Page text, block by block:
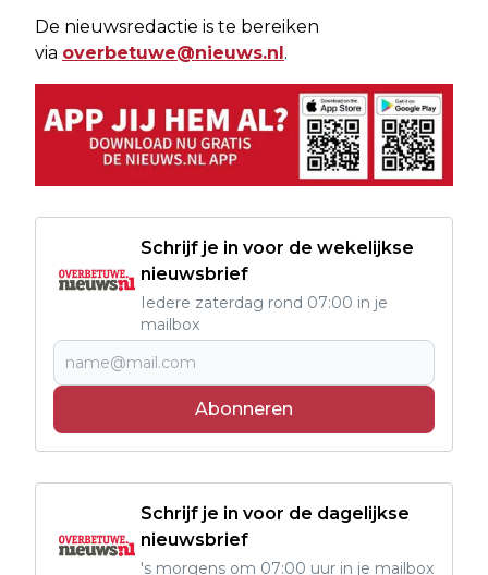
De nieuwsredactie is te bereiken
via overbetuwe@nieuws.nl.
Schrijf je in voor de wekelijkse
nieuwsbrief
Iedere zaterdag rond 07:00 in je
mailbox
Abonneren
Schrijf je in voor de dagelijkse
nieuwsbrief
's morgens om 07:00 uur in je mailbox